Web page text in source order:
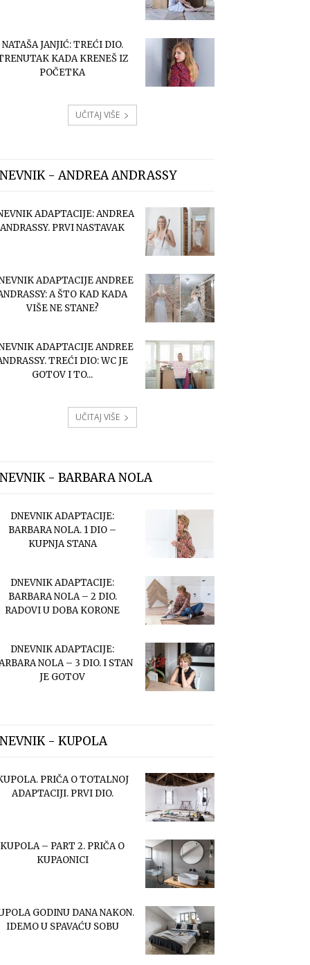
NATAŠA JANJIĆ: TREĆI DIO.
KADA KRENEŠ IZ
POČETKA
UČITAJ VIŠE
- ANDREA ANDRASSY
ADAPTACIJE: ANDREA
ANDRASSY. PRVI NASTAVAK
ADAPTACIJE ANDREE
A ŠTO KAD KADA
VIŠE NE STANE?
ADAPTACIJE ANDREE
TREĆI DIO: WC JE
GOTOV I TO...
UČITAJ VIŠE
- BARBARA NOLA
DNEVNIK ADAPTACIJE:
BARBARA NOLA. 1 DIO –
KUPNJA STANA
DNEVNIK ADAPTACIJE:
BARBARA NOLA – 2 DIO.
RADOVI U DOBA KORONE
DNEVNIK ADAPTACIJE:
NOLA – 3 DIO. I STAN
JE GOTOV
- KUPOLA
PRIČA O TOTALNOJ
ADAPTACIJI. PRVI DIO.
KUPOLA – PART 2. PRIČA O
KUPAONICI
GODINU DANA NAKON.
IDEMO U SPAVAĆU SOBU